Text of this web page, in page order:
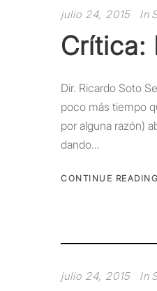
julio 24, 2015 In
Crítica:
Dir. Ricardo Soto
poco más tiempo
por alguna razón)
dando...
CONTINUE READING
julio 24, 2015 In